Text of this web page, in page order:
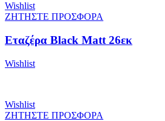
Wishlist
ΖΗΤΗΣΤΕ ΠΡΟΣΦΟΡΑ
Εταζέρα Black Matt 26εκ
Wishlist
Wishlist
ΖΗΤΗΣΤΕ ΠΡΟΣΦΟΡΑ